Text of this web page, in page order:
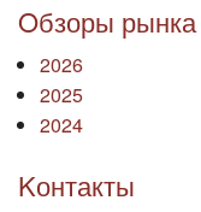
Oбзоры рынка
2026
2025
2024
Kонтакты